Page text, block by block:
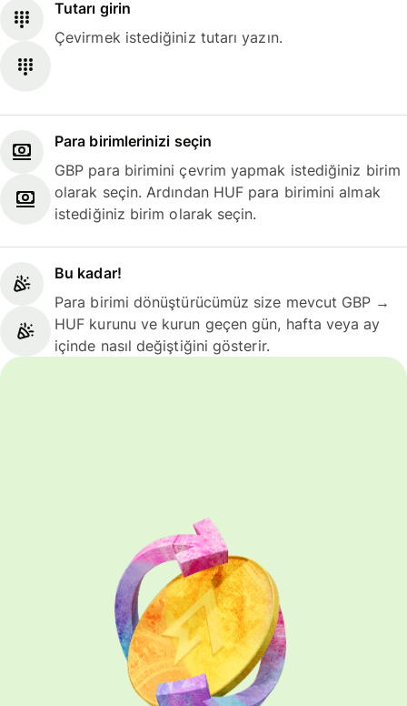
Tutarı girin
Çevirmek istediğiniz tutarı yazın.
Para birimlerinizi seçin
GBP para birimini çevrim yapmak istediğiniz birim
olarak seçin. Ardından HUF para birimini almak
istediğiniz birim olarak seçin.
Bu kadar!
Para birimi dönüştürücümüz size mevcut GBP →
HUF kurunu ve kurun geçen gün, hafta veya ay
içinde nasıl değiştiğini gösterir.